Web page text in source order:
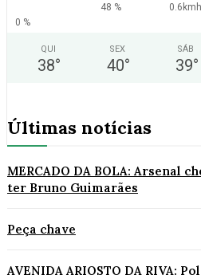
48 %
0.6kmh
0 %
QUI
38°
SEX
40°
SÁB
39°
Últimas notícias
MERCADO DA BOLA: Arsenal
ter Bruno Guimarães
Peça chave
AVENIDA ARIOSTO DA RIVA: